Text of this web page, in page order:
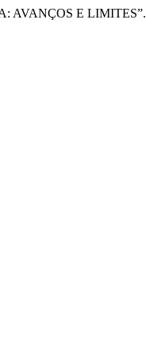
AVANÇOS E LIMITES”.